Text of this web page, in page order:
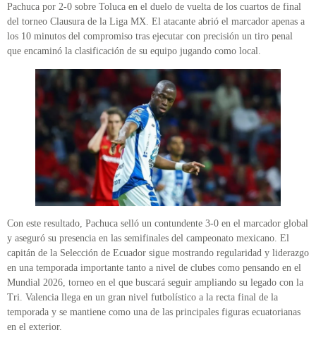
Pachuca por 2-0 sobre Toluca en el duelo de vuelta de los cuartos de final
del torneo Clausura de la Liga MX. El atacante abrió el marcador apenas a
los 10 minutos del compromiso tras ejecutar con precisión un tiro penal
que encaminó la clasificación de su equipo jugando como local.
Con este resultado, Pachuca selló un contundente 3-0 en el marcador global
y aseguró su presencia en las semifinales del campeonato mexicano. El
capitán de la Selección de Ecuador sigue mostrando regularidad y liderazgo
en una temporada importante tanto a nivel de clubes como pensando en el
Mundial 2026, torneo en el que buscará seguir ampliando su legado con la
Tri. Valencia llega en un gran nivel futbolístico a la recta final de la
temporada y se mantiene como una de las principales figuras ecuatorianas
en el exterior.